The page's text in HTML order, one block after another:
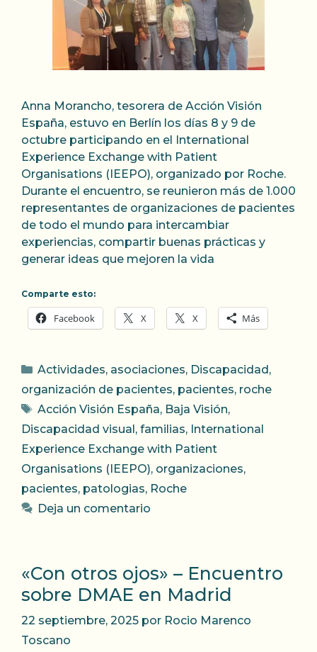
Anna Morancho, tesorera de Acción Visión
España, estuvo en Berlín los días 8 y 9 de
octubre participando en el International
Experience Exchange with Patient
Organisations (IEEPO), organizado por Roche.
Durante el encuentro, se reunieron más de 1.000
representantes de organizaciones de pacientes
de todo el mundo para intercambiar
experiencias, compartir buenas prácticas y
generar ideas que mejoren la vida
Comparte esto:
Facebook X X Más
Categorías
Actividades, asociaciones, Discapacidad ,
organización de pacientes, pacientes, roche
Etiquetas
Acción Visión España, Baja Visión,
Discapacidad visual , familias, International
Experience Exchange with Patient
Organisations (IEEPO), organizaciones,
pacientes, patologias, Roche
Deja un comentario
«Con otros ojos» – Encuentro
sobre DMAE en Madrid
22 septiembre, 2025 por Rocio Marenco
Toscano